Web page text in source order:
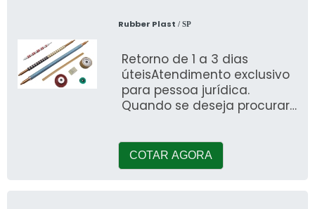
Rubber Plast / SP
Retorno de 1 a 3 dias
úteisAtendimento exclusivo
para pessoa jurídica.
Quando se deseja procurar
conhecerá a
COTAR AGORA